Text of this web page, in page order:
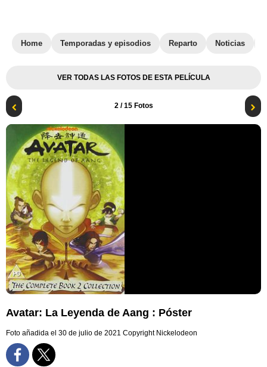
Home Temporadas y episodios Reparto Noticias
VER TODAS LAS FOTOS DE ESTA PELÍCULA
2/ 15 Fotos
Avatar: La Leyenda de Aang : Póster
Foto añadida el 30 de julio de 2021 Copyright Nickelodeon